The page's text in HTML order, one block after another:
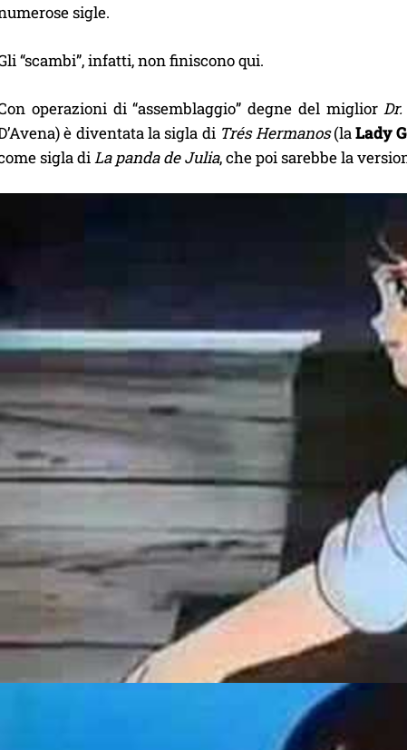
sigle.
“scambi”, infatti, non finiscono qui.
operazioni di “assemblaggio” degne del miglior
è diventata la sigla di Trés Hermanos(laLady
sigla diLa panda de Julia, che poi sarebbe la